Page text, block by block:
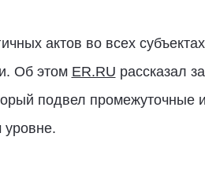
актов во всех
Об этом ER.RU рассказал
подвел промежуточные
уровне.